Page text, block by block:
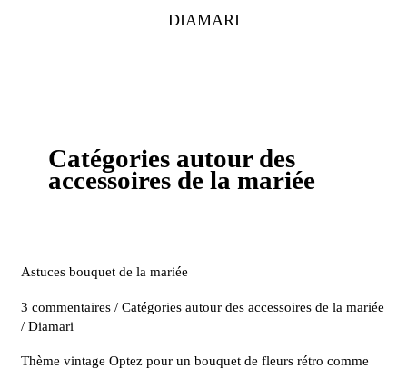
DIAMARI
Catégories autour des
accessoires de la mariée
Astuces bouquet de la mariée
3 commentaires /Catégories autour des accessoires de la mariée
/Diamari
Thème vintage Optez pour un bouquet de fleurs rétro comme
Astuces
de
la
mariée